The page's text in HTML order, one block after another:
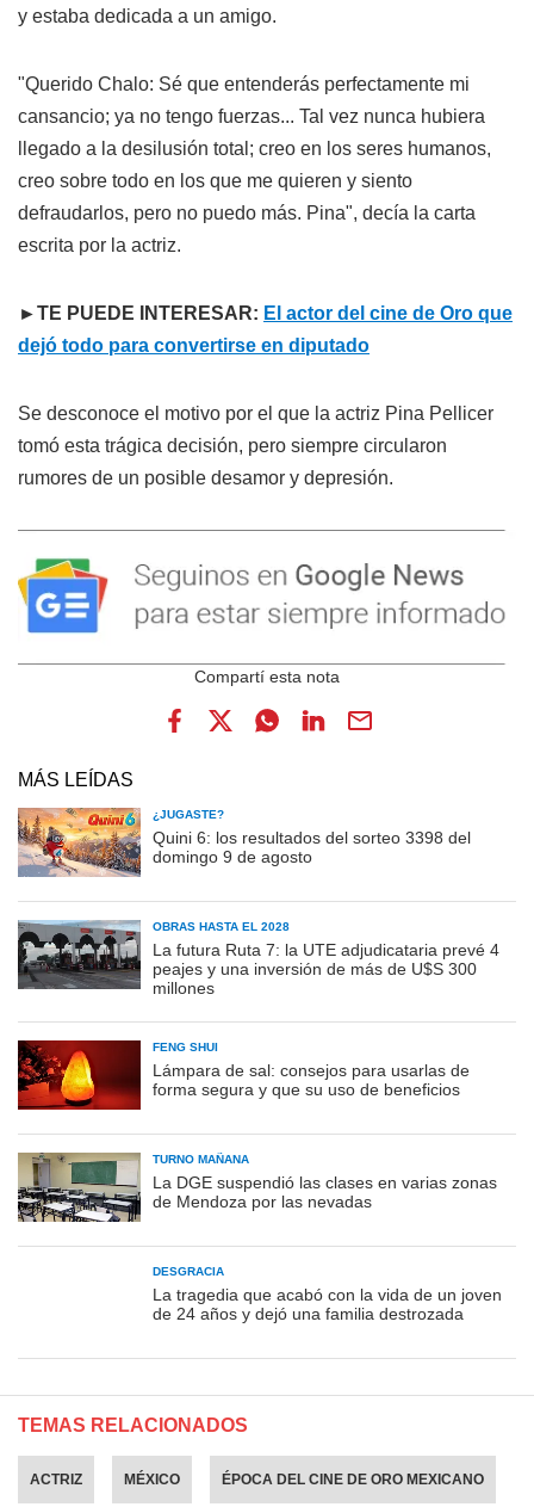
y estaba dedicada a un amigo.
"Querido Chalo: Sé que entenderás perfectamente mi
cansancio; ya no tengo fuerzas... Tal vez nunca hubiera
llegado a la desilusión total; creo en los seres humanos,
creo sobre todo en los que me quieren y siento
defraudarlos, pero no puedo más. Pina", decía la carta
escrita por la actriz.
►TE PUEDE INTERESAR: El actor del cine de Oro que
dejó todo para convertirse en diputado
Se desconoce el motivo por el que la actriz Pina Pellicer
tomó esta trágica decisión, pero siempre circularon
rumores de un posible desamor y depresión.
MÁS LEÍDAS
¿JUGASTE?
Quini 6: los resultados del sorteo 3398 del
domingo 9 de agosto
OBRAS HASTA EL 2028
La futura Ruta 7: la UTE adjudicataria prevé 4
peajes y una inversión de más de U$S 300
millones
FENG SHUI
Lámpara de sal: consejos para usarlas de
forma segura y que su uso de beneficios
TURNO MAÑANA
La DGE suspendió las clases en varias zonas
de Mendoza por las nevadas
DESGRACIA
La tragedia que acabó con la vida de un joven
de 24 años y dejó una familia destrozada
TEMAS RELACIONADOS
ACTRIZ MÉXICO ÉPOCA DEL CINE DE ORO MEXICANO